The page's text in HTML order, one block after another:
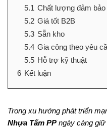
5.1 Chất lượng đảm bảo
5.2 Giá tốt B2B
5.3 Sẵn kho
5.4 Gia công theo yêu
5.5 Hỗ trợ kỹ thuật
6 Kết luận
Trong xu hướng phát triển
Nhựa Tấm PP ngày càng